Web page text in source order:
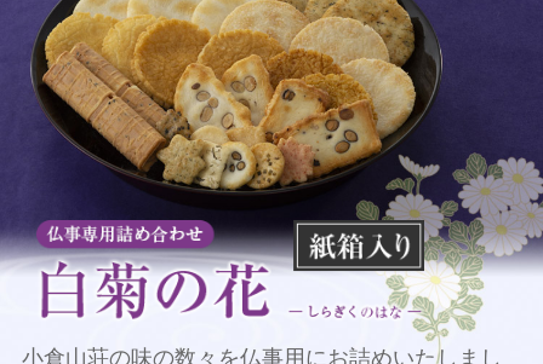
小倉山荘の味の数々を仏事用にお詰めいたしまし